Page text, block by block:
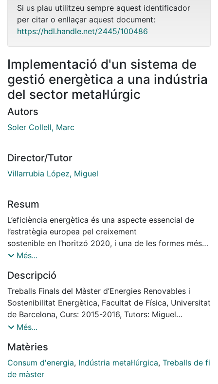
Si us plau utilitzeu sempre aquest identificador
per citar o enllaçar aquest document:
https://hdl.handle.net/2445/100486
Implementació d'un sistema de
gestió energètica a una indústria
del sector metal·lúrgic
Autors
Soler Collell, Marc
Director/Tutor
Villarrubia López, Miguel
Resum
L’eficiència energètica és una aspecte essencial de
l’estratègia europea pel creixement
sostenible en l’horitzó 2020, i una de les formes més
rendibles per a reforçar la seguretat en el
de gasos d’efecte hivernacle i altres
substàncies contaminants. La Unió Europea s’ha fixat
com a objectiu per al 2020 augmentar un
20 per cent l’eficiència energètica. En aquest aspecte,
a Espanya, recentment s’ha emès el RD
2012/27/UE del Parlament Europeu, referent a les
auditories energètiques, acreditació de proveïdors de
serveis i auditors energètics i promoció
Més...
Descripció
Treballs Finals del Màster d’Energies Renovables i
Sostenibilitat Energètica, Facultat de Física, Universitat
de Barcelona, Curs: 2015-2016, Tutors: Miguel
Villarrubia i José A. Cerdà
Més...
Matèries
Consum d'energia, Indústria metal·lúrgica, Treballs de fi
de màster